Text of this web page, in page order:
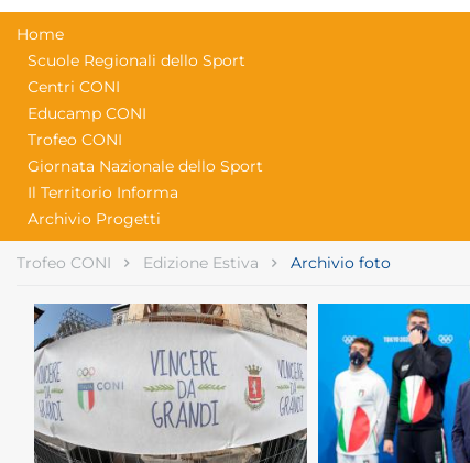
Home
Scuole Regionali dello Sport
Centri CONI
Educamp CONI
Trofeo CONI
Giornata Nazionale dello Sport
Il Territorio Informa
Archivio Progetti
Trofeo CONI Edizione Estiva Archivio foto